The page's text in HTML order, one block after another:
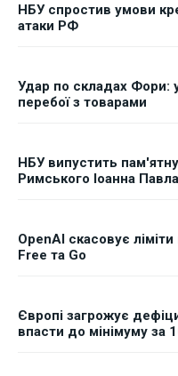
НБУ спростив умови
атаки РФ
Удар по складах Фори:
перебої з товарами
НБУ випустить
Римського Іоанна
OpenAI скасовує
Free та Go
Європі загрожує
впасти до мінімуму за